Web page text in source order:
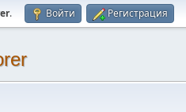
. Войти Регистрация